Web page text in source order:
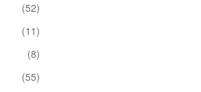
(52)
(11)
(8)
(55)